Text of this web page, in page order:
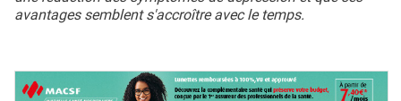
avantages semblent s'accroître avec le temps.